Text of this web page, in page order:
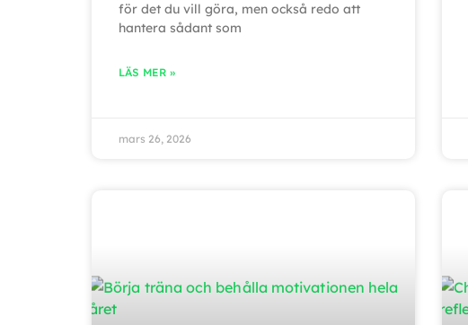
för det du vill göra, men också redo att
hantera sådant som
LÄS MER »
mars 26, 2026